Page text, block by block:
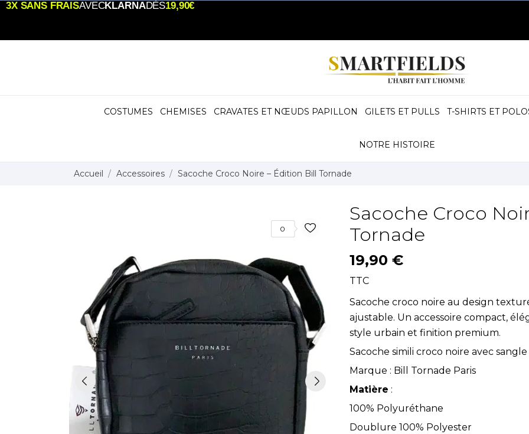
3X SANS FRAISAVECKLARNADÈS19,90€
COSTUMES CHEMISES CRAVATES ET NŒUDS PAPILLON GILETS ET PULLS T-SHIRTS ET
NOTRE HISTOIRE
Accueil Accessoires Sacoche Croco Noire – Édition Bill Tornade
0
Sacoche Croco
Tornade
19,90 €
TTC
Sacoche croco noire au design
ajustable. Un accessoire compact,
style urbain et finition premium.
Sacoche simili croco noire avec
Marque : Bill Tornade Paris
Matière :
100% Polyuréthane
Doublure 100% Polyester